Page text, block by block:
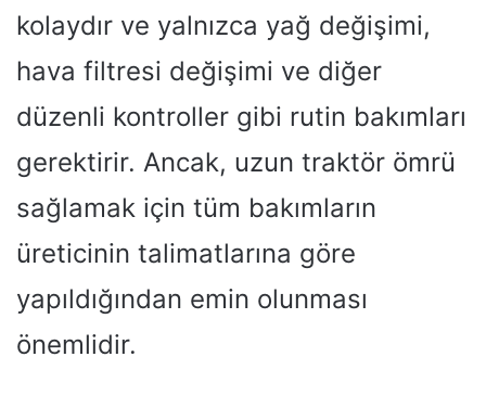
kolaydır ve yalnızca yağ değişimi,
hava filtresi değişimi ve diğer
düzenli kontroller gibi rutin bakımları
gerektirir. Ancak, uzun traktör ömrü
sağlamak için tüm bakımların
üreticinin talimatlarına göre
yapıldığından emin olunması
önemlidir.